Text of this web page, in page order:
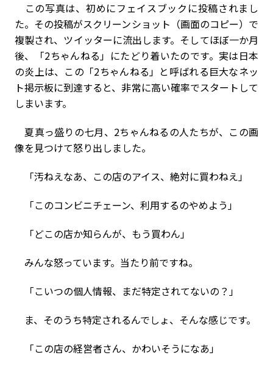
この写真は、初めにフェイスブックに投稿されまし
た。その投稿がスクリーンショット（画面のコピー）で
複製され、ツイッターに流出します。そしてほぼ一か月
後、「2ちゃんねる」にたどり着いたのです。実は日本
の炎上は、この「2ちゃんねる」と呼ばれる巨大なネッ
ト掲示板に到達すると、非常に高い確率でスタートして
しまいます。
夏真っ盛りの七月、2ちゃんねるの人たちが、この画
像を見つけて怒り出しました。
「汚ねえなあ、この店のアイス、絶対に買わねえ」
「このコンビニチェーン、利用するのやめよう」
「どこの店か知らんが、もう買わん」
みんな怒っています。当たり前ですね。
「こいつの個人情報、まだ特定されてないの？」
ま、そのうち特定されるんでしょ、そんな感じです。
「この店の経営者さん、かわいそうになあ」